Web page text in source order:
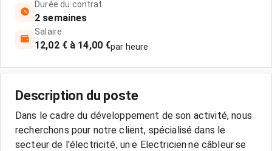
Durée du contrat
2 semaines
Salaire
12,02 € à 14,00 €par heure
Description du poste
Dans le cadre du développement de son activité, nous
recherchons pour notre client, spécialisé dans le
secteur de l'électricité, un·e Electricien·ne câbleur·se